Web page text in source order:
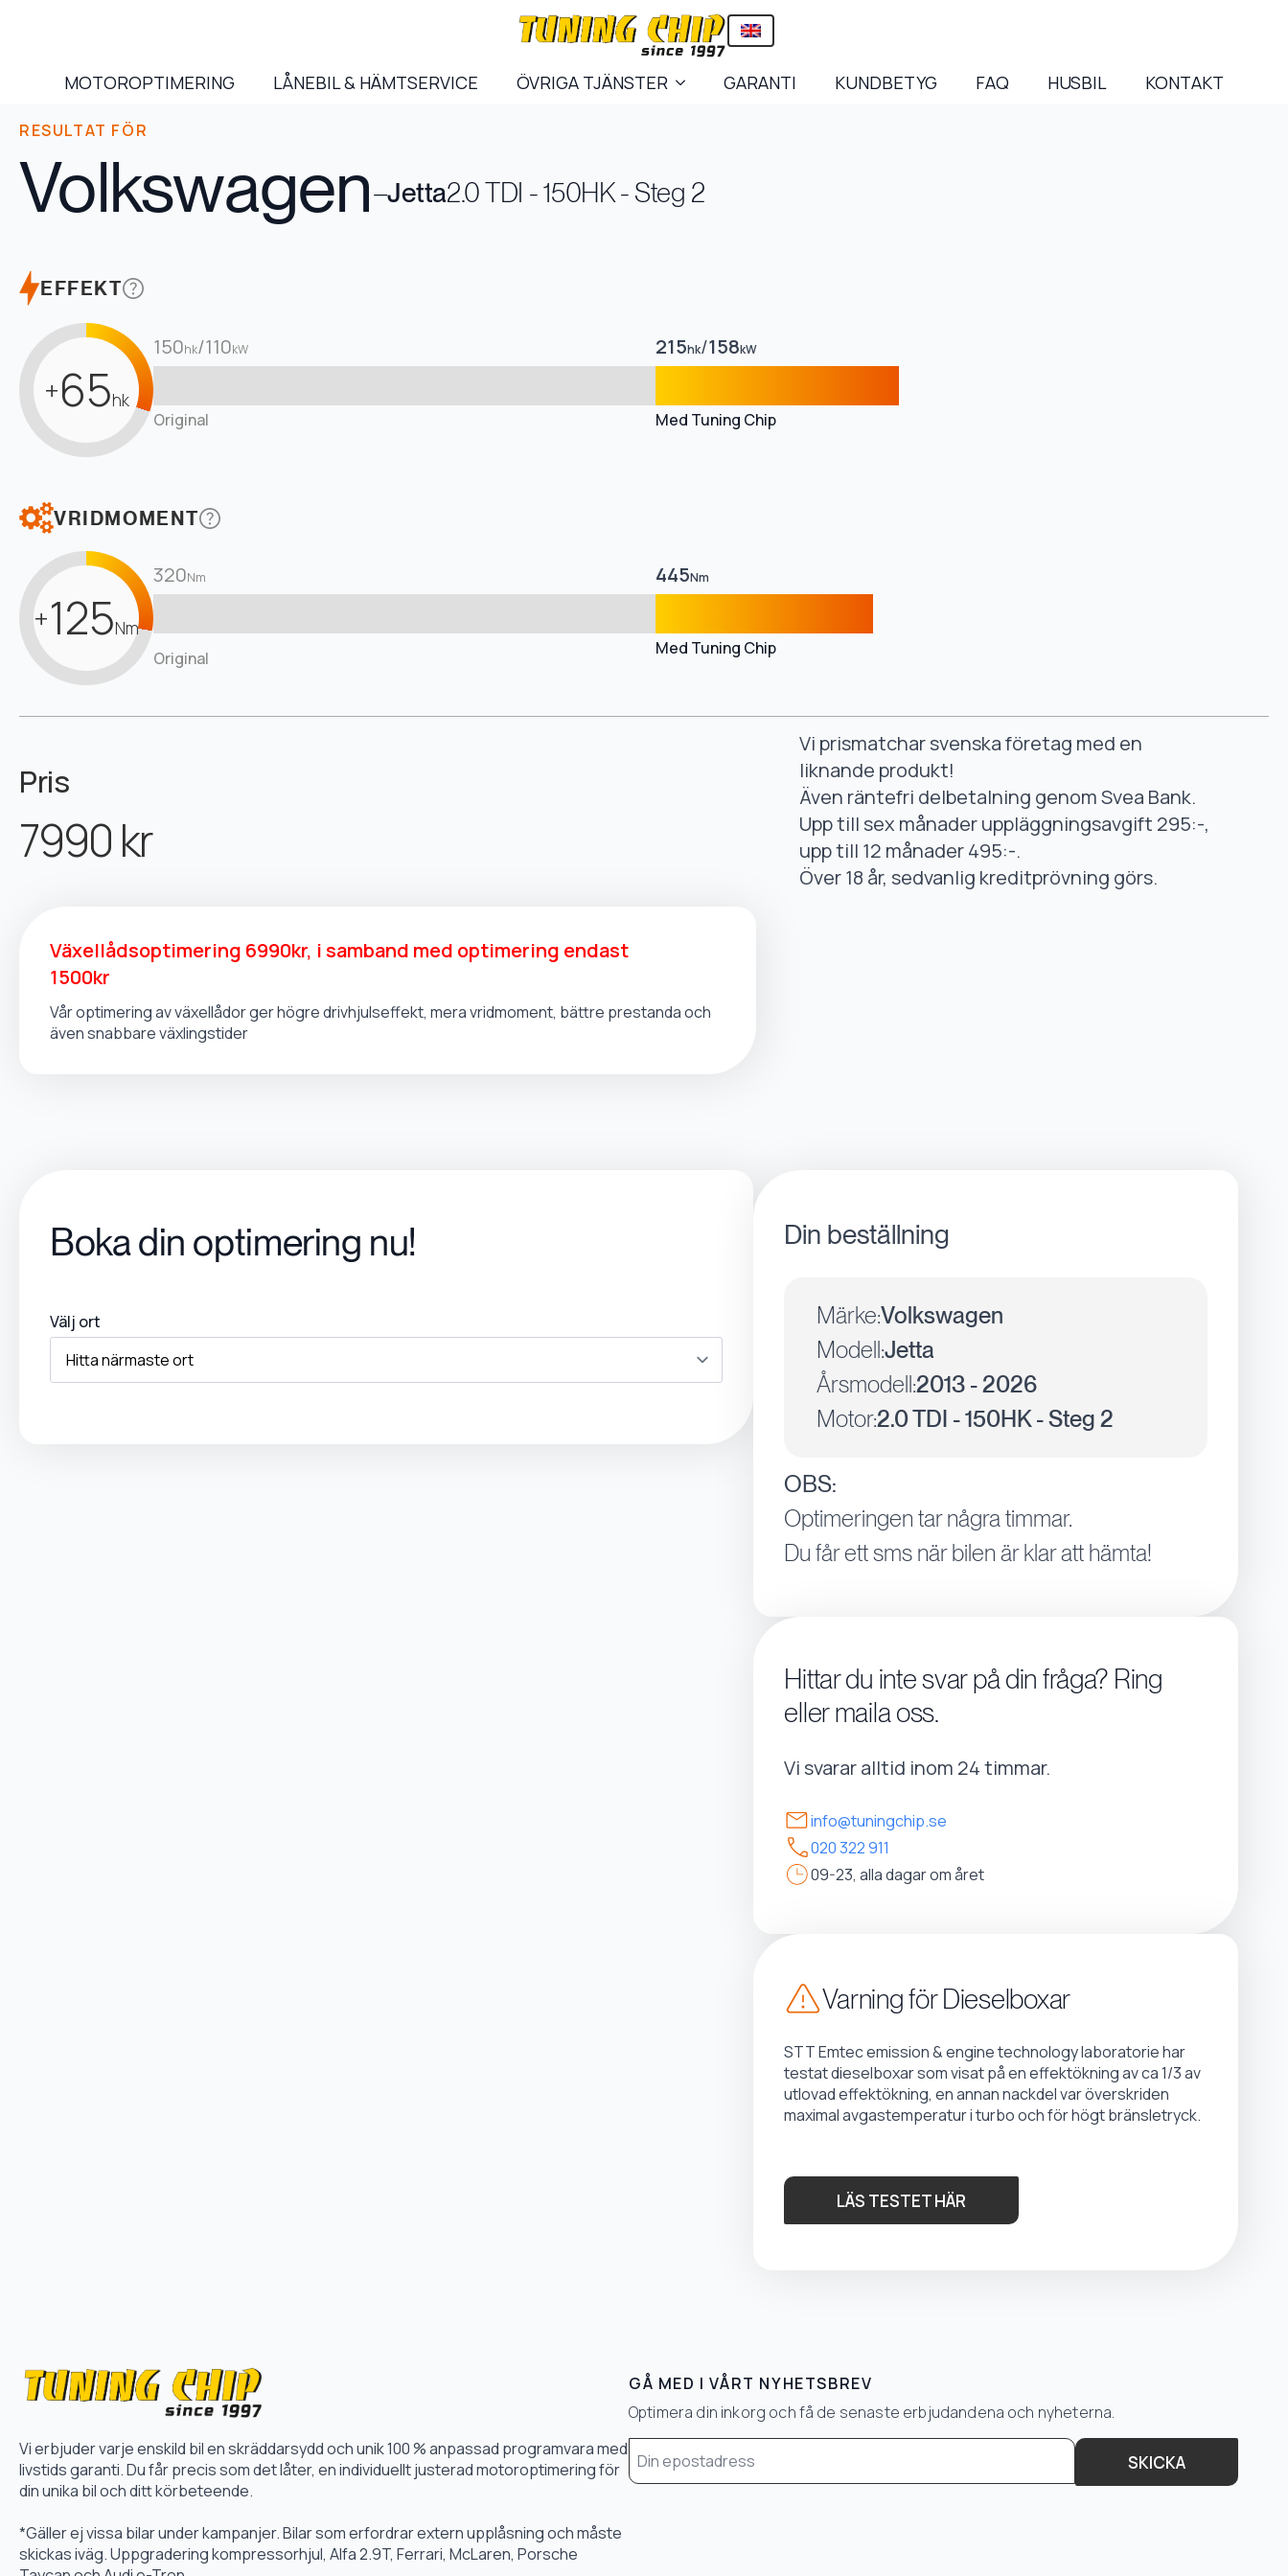
MOTOROPTIMERING LÅNEBIL & HÄMTSERVICE ÖVRIGA TJÄNSTER GARANTI KUNDBETYG FAQ HUSBIL KONTAKT
RESULTAT FÖR
Volkswagen–Jetta2.0 TDI - 150HK - Steg 2
EFFEKT
+65hk
150hk/110kW 215hk/158kW
Original Med Tuning Chip
VRIDMOMENT
+125Nm
320Nm 445Nm
Original Med Tuning Chip
Pris
7990 kr
Vi prismatchar svenska företag med en
liknande produkt!
Även räntefri delbetalning genom Svea Bank.
Upp till sex månader uppläggningsavgift 295:-,
upp till 12 månader 495:-.
Över 18 år, sedvanlig kreditprövning görs.
Växellådsoptimering 6990kr, i samband med optimering endast
1500kr
Vår optimering av växellådor ger högre drivhjulseffekt, mera vridmoment, bättre prestanda och
även snabbare växlingstider
Boka din optimering nu!
Välj ort
Din beställning
Märke:Volkswagen
Modell:Jetta
Årsmodell:2013 - 2026
Motor:2.0 TDI - 150HK - Steg 2
OBS:
Optimeringen tar några timmar.
Du får ett sms när bilen är klar att hämta!
Hittar du inte svar på din fråga? Ring
eller maila oss.
Vi svarar alltid inom 24 timmar.
info@tuningchip.se
020 322 911
09-23, alla dagar om året
Varning för Dieselboxar
STT Emtec emission & engine technology laboratorie har
testat dieselboxar som visat på en effektökning av ca 1/3 av
utlovad effektökning, en annan nackdel var överskriden
maximal avgastemperatur i turbo och för högt bränsletryck.
LÄS TESTET HÄR
Vi erbjuder varje enskild bil en skräddarsydd och unik 100 % anpassad programvara med
livstids garanti. Du får precis som det låter, en individuellt justerad motoroptimering för
din unika bil och ditt körbeteende.
*Gäller ej vissa bilar under kampanjer. Bilar som erfordrar extern upplåsning och måste
skickas iväg. Uppgradering kompressorhjul, Alfa 2.9T, Ferrari, McLaren, Porsche
GÅ MED I VÅRT NYHETSBREV
Optimera din inkorg och få de senaste erbjudandena och nyheterna.
Email
* SKICKA